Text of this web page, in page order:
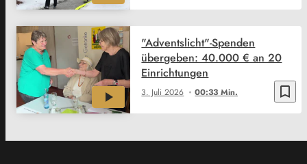
bookmark_border
3. Juli 2026 00:33 Min.
"Adventslicht"-Spenden
übergeben: 40.000 € an 20
Einrichtungen